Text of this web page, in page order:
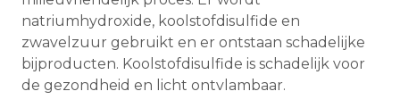
natriumhydroxide, koolstofdisulfide en
zwavelzuur gebruikt en er ontstaan schadelijke
bijproducten. Koolstofdisulfide is schadelijk voor
de gezondheid en licht ontvlambaar.